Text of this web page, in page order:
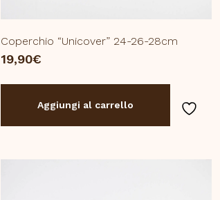
Coperchio “Unicover” 24-26-28cm
19,90€
Aggiungi al carrello